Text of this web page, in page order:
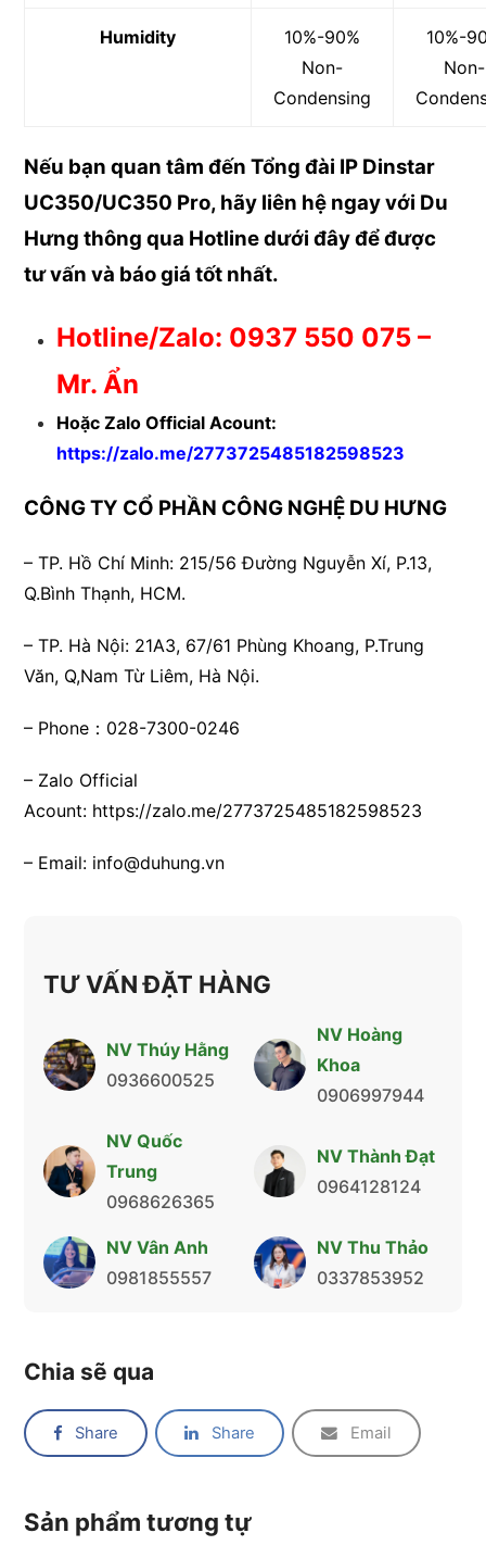
Humidity
10%-90%
Non-
Condensing
10%-
Non-
Nếu bạn quan tâm đến Tổng đài IP Dinstar
UC350/UC350 Pro, hãy liên hệ ngay với Du
Hưng thông qua Hotline dưới đây để được
tư vấn và báo giá tốt nhất.
Hotline/Zalo: 0937 550 075 –
Mr. Ẩn
Hoặc Zalo Official Acount:
https://zalo.me/2773725485182598523
CÔNG TY CỔ PHẦN CÔNG NGHỆ DU HƯNG
– TP. Hồ Chí Minh: 215/56 Đường Nguyễn Xí, P.13,
Q.Bình Thạnh, HCM.
– TP. Hà Nội: 21A3, 67/61 Phùng Khoang, P.Trung
Văn, Q,Nam Từ Liêm, Hà Nội.
– Phone：028-7300-0246
– Zalo Official
Acount: https://zalo.me/2773725485182598523
– Email: info@duhung.vn
TƯ VẤN ĐẶT HÀNG
NV Thúy Hằng
0936600525
NV Hoàng
Khoa
0906997944
NV Quốc
Trung
0968626365
NV Thành Đạt
0964128124
NV Vân Anh
0981855557
NV Thu Thảo
0337853952
Chia sẽ qua
Share Share Email
Sản phẩm tương tự